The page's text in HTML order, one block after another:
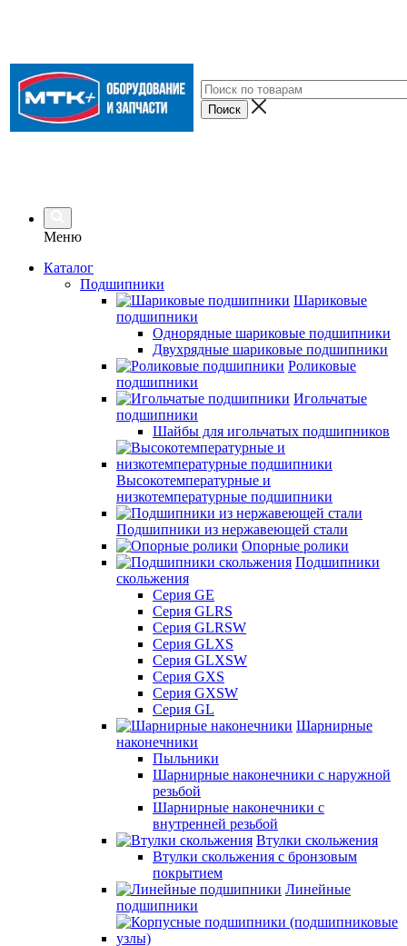
Меню
Каталог
Подшипники
Шариковые
подшипники
Однорядные шариковые подшипники
Двухрядные шариковые подшипники
Роликовые
подшипники
Игольчатые
подшипники
Шайбы для игольчатых подшипников
Высокотемпературные и
низкотемпературные подшипники
Подшипники из нержавеющей стали
Опорные ролики
Подшипники
скольжения
Серия GE
Серия GLRS
Серия GLRSW
Серия GLXS
Серия GLXSW
Серия GXS
Серия GXSW
Серия GL
Шарнирные
наконечники
Пыльники
Шарнирные наконечники с наружной
резьбой
Шарнирные наконечники с
внутренней резьбой
Втулки скольжения
Втулки скольжения с бронзовым
покрытием
Линейные
подшипники